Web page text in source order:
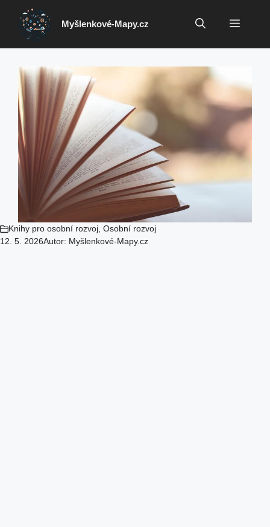
Přeskočit
obsah
Myšlenkové-Mapy.cz Menu
Knihy pro osobní rozvoj, Osobní rozvoj
12. 5. 2026Autor: Myšlenkové-Mapy.cz